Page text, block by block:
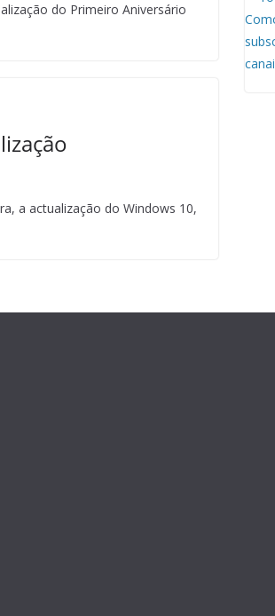
do Primeiro Aniversário
a actualização do Windows 10,